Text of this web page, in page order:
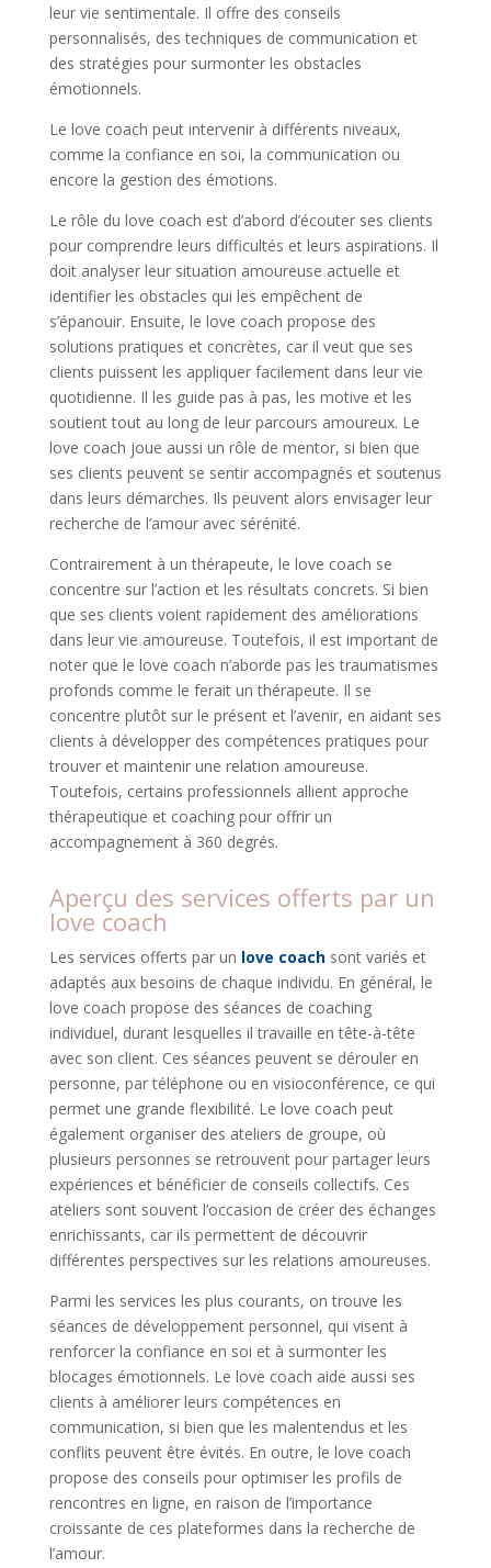
leur vie sentimentale. Il offre des conseils
personnalisés, des techniques de communication et
des stratégies pour surmonter les obstacles
émotionnels.
Le love coach peut intervenir à différents niveaux,
comme la confiance en soi, la communication ou
encore la gestion des émotions.
Le rôle du love coach est d’abord d’écouter ses clients
pour comprendre leurs difficultés et leurs aspirations. Il
doit analyser leur situation amoureuse actuelle et
identifier les obstacles qui les empêchent de
s’épanouir. Ensuite, le love coach propose des
solutions pratiques et concrètes, car il veut que ses
clients puissent les appliquer facilement dans leur vie
quotidienne. Il les guide pas à pas, les motive et les
soutient tout au long de leur parcours amoureux. Le
love coach joue aussi un rôle de mentor, si bien que
ses clients peuvent se sentir accompagnés et soutenus
dans leurs démarches. Ils peuvent alors envisager leur
recherche de l’amour avec sérénité.
Contrairement à un thérapeute, le love coach se
concentre sur l’action et les résultats concrets. Si bien
que ses clients voient rapidement des améliorations
dans leur vie amoureuse. Toutefois, il est important de
noter que le love coach n’aborde pas les traumatismes
profonds comme le ferait un thérapeute. Il se
concentre plutôt sur le présent et l’avenir, en aidant ses
clients à développer des compétences pratiques pour
trouver et maintenir une relation amoureuse.
Toutefois, certains professionnels allient approche
thérapeutique et coaching pour offrir un
accompagnement à 360 degrés.
Aperçu des services offerts par un
love coach
Les services offerts par un love coach sont variés et
adaptés aux besoins de chaque individu. En général, le
love coach propose des séances de coaching
individuel, durant lesquelles il travaille en tête-à-tête
avec son client. Ces séances peuvent se dérouler en
personne, par téléphone ou en visioconférence, ce qui
permet une grande flexibilité. Le love coach peut
également organiser des ateliers de groupe, où
plusieurs personnes se retrouvent pour partager leurs
expériences et bénéficier de conseils collectifs. Ces
ateliers sont souvent l’occasion de créer des échanges
enrichissants, car ils permettent de découvrir
différentes perspectives sur les relations amoureuses.
Parmi les services les plus courants, on trouve les
séances de développement personnel, qui visent à
renforcer la confiance en soi et à surmonter les
blocages émotionnels. Le love coach aide aussi ses
clients à améliorer leurs compétences en
communication, si bien que les malentendus et les
conflits peuvent être évités. En outre, le love coach
propose des conseils pour optimiser les profils de
rencontres en ligne, en raison de l’importance
croissante de ces plateformes dans la recherche de
l’amour.